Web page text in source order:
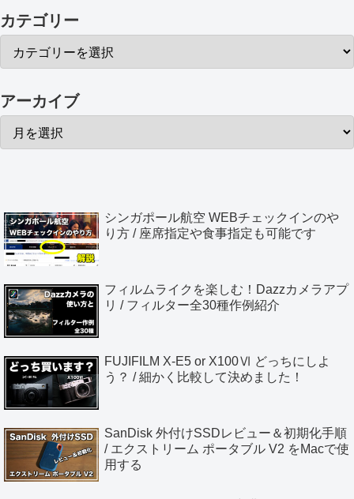
カテゴリー
アーカイブ
シンガポール航空 WEBチェックインのや
り方 / 座席指定や食事指定も可能です
フィルムライクを楽しむ！Dazzカメラアプ
リ / フィルター全30種作例紹介
FUJIFILM X-E5 or X100Ⅵ どっちにしよ
う？ / 細かく比較して決めました！
SanDisk 外付けSSDレビュー＆初期化手順
/ エクストリーム ポータブル V2 をMacで使
用する